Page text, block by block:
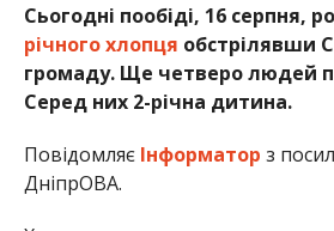
Сьогодні пообіді, 16 серпня,
річного хлопця обстрілявши
громаду. Ще четверо людей
Серед них 2-річна дитина.
Повідомляє Інформатор з
ДніпрОВА.